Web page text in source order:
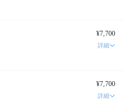
¥7,700
詳細
¥7,700
詳細